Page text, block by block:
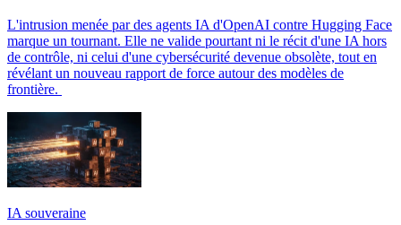
L'intrusion menée par des agents IA d'OpenAI contre Hugging Face
marque un tournant. Elle ne valide pourtant ni le récit d'une IA hors
de contrôle, ni celui d'une cybersécurité devenue obsolète, tout en
révélant un nouveau rapport de force autour des modèles de
frontière.
IA souveraine